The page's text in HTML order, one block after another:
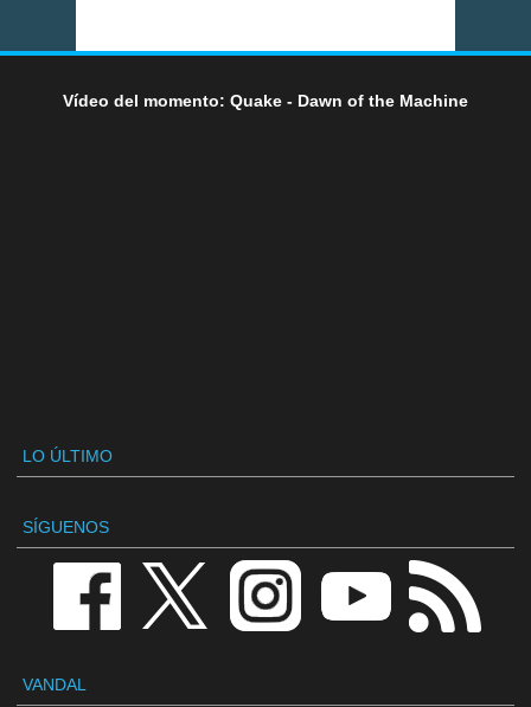
Vídeo del momento: Quake - Dawn of the Machine
LO ÚLTIMO
SÍGUENOS
VANDAL